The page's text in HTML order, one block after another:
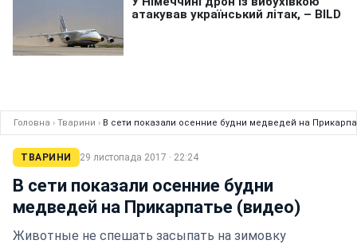
Головна › Тварини › В сети показали осенние будни медведей на
ТВАРИНИ 29 листопада 2017 · 22:24
В сети показали осенние будни
медведей на Прикарпатье (видео)
Животные не спешать засыпать на зимовку